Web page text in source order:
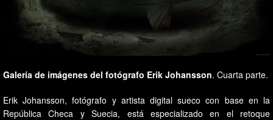
Galería de imágenes del fotógrafo Erik Johansson. Cuarta parte.
Erik Johansson, fotógrafo y artista digital sueco con base en la
República Checa y Suecia, está especializado en el retoque